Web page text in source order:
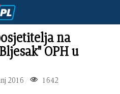
na
OPH u
2016 1642